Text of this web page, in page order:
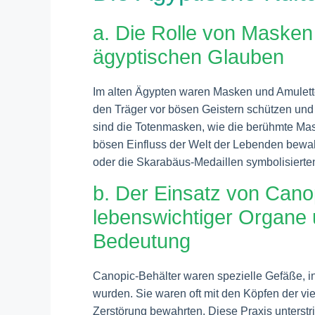
a. Die Rolle von
ägyptischen Glauben
Im alten Ägypten waren Masken und
den Träger vor bösen Geistern schützen
sind die Totenmasken, wie die berühmte
bösen Einfluss der Welt der Lebenden
oder die Skarabäus-Medaillen
b. Der Einsatz von
lebenswichtiger
Bedeutung
Canopic-Behälter waren spezielle Gefäße,
wurden. Sie waren oft mit den Köpfen der
Zerstörung bewahrten. Diese Praxis